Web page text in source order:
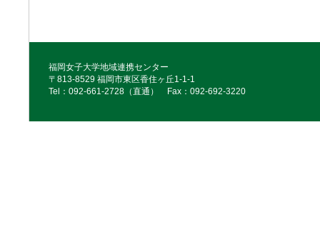
福岡女子大学地域連携センター
〒813-8529 福岡市東区香住ヶ丘1-1-1
Tel：092‐661‐2728（直通） Fax：092‐692‐3220